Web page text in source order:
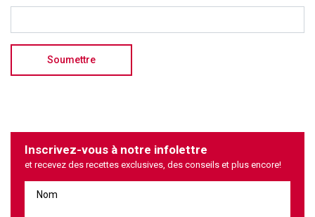
Inscrivez-vous à notre infolettre
et recevez des recettes exclusives, des conseils et plus encore!